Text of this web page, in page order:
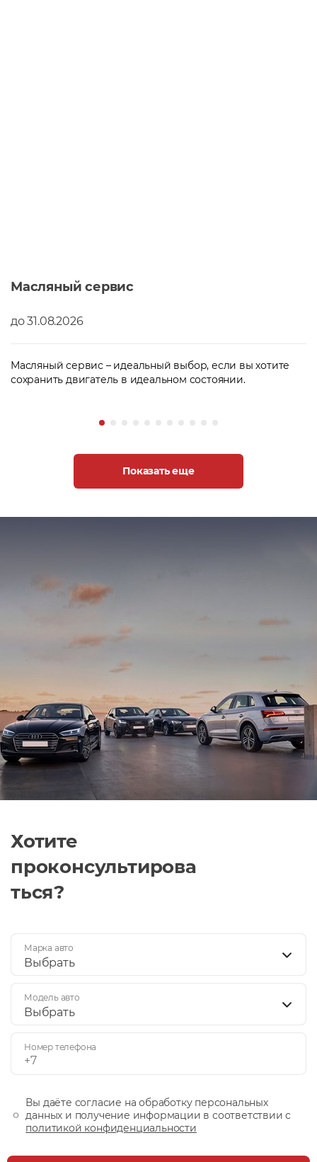
Масляный сервис
до 31.08.2026
Масляный сервис – идеальный выбор, если вы хотите
сохранить двигатель в идеальном состоянии.
Показать еще
Хотите
проконсультирова
ться?
Марка авто
Выбрать
Модель авто
Выбрать
Номер телефона
Вы даёте согласие на обработку персональных
данных и получение информации в соответствии с
политикой конфиденциальности